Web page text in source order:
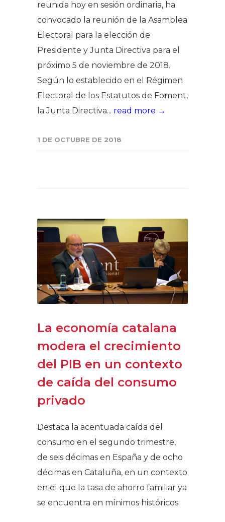
reunida hoy en sesión ordinaria, ha
convocado la reunión de la Asamblea
Electoral para la elección de
Presidente y Junta Directiva para el
próximo 5 de noviembre de 2018.
Según lo establecido en el Régimen
Electoral de los Estatutos de Foment,
la Junta Directiva... read more →
1 DE OCTUBRE DE 2018
La economía catalana
modera el crecimiento
del PIB en un contexto
de caída del consumo
privado
Destaca la acentuada caída del
consumo en el segundo trimestre,
de seis décimas en España y de ocho
décimas en Cataluña, en un contexto
en el que la tasa de ahorro familiar ya
se encuentra en mínimos históricos